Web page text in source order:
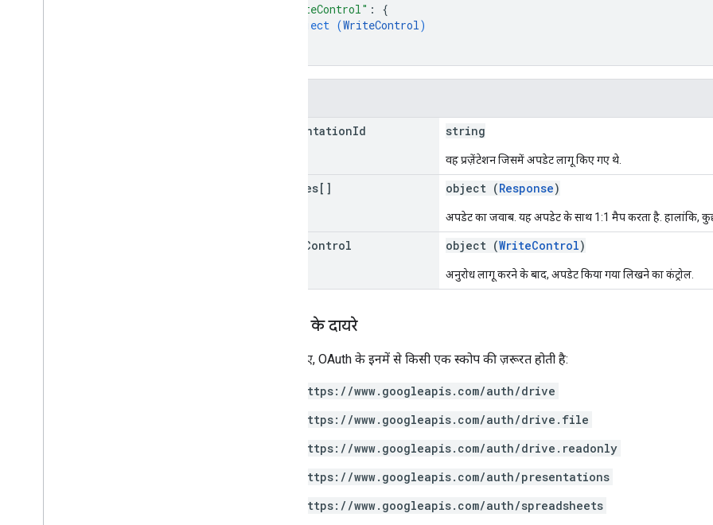
"writeControl" : {
object (WriteControl)
presentationId string
वह प्रज़ेंटेशन जिसमें अपडेट लागू किए गए थे.
replies[] object (Response)
अपडेट का जवाब. यह अपडेट के साथ 1:1 मैप करता है. हालांकि,
Control object (WriteControl)
अनुरोध लागू करने के बाद, अपडेट किया गया लिखने का कंट्रोल.
अनुमति के दायरे
इसके लिए, OAuth के इनमें से किसी एक स्कोप की ज़रूरत होती है:
https://www.googleapis.com/auth/drive
https://www.googleapis.com/auth/drive.file
https://www.googleapis.com/auth/drive.readonly
https://www.googleapis.com/auth/presentations
https://www.googleapis.com/auth/spreadsheets